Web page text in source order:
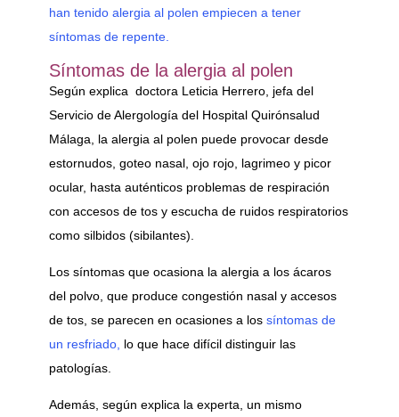
han tenido alergia al polen empiecen a tener
síntomas de repente.
Síntomas de la alergia al polen
Según explica doctora Leticia Herrero, jefa del
Servicio de Alergología del Hospital Quirónsalud
Málaga, la alergia al polen puede provocar desde
estornudos, goteo nasal, ojo rojo, lagrimeo y picor
ocular, hasta auténticos problemas de respiración
con accesos de tos y escucha de ruidos respiratorios
como silbidos (sibilantes).
Los síntomas que ocasiona la alergia a los ácaros
del polvo, que produce congestión nasal y accesos
de tos, se parecen en ocasiones a los síntomas de
un resfriado, lo que hace difícil distinguir las
patologías.
Además, según explica la experta, un mismo